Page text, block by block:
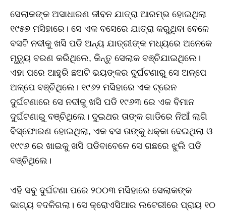
ସେଲାକଙ୍କ ଅସାଧାରଣ ଜୀବନ ଯାତ୍ରା ଆରମ୍ଭ ହୋଇଥିଲା
୧୯୫୭ ମସିହାରେ। ସେ ଏକ ବସେରେ ଯାତ୍ରା କରୁଥିବା ବେଳେ
ବସଟିି ନଦୀକୁ ଖସି ପଡି ଅନ୍ୟ ଯାତ୍ରୀଙ୍କ ମଧ୍ୟରେ ଅନେକେ
ମୃତ୍ୟୁ ବରଣ କରିଥିଲେ, କିନ୍ତୁ ସେଲାକ ବଞ୍ଚିଯାଇଥିଲେ।
ଏହା ପରେ ଆହୁରି ଛଅଟି ଭୟଙ୍କର ଦୁର୍ଘଟଣାରୁ ସେ ଅଳ୍ପେ
ଅଳ୍ପେ ବଞ୍ଚିଥିଲେ। ୧୯୬୨ ମସିହାରେ ଏକ ଟ୍ରେନ
ଦୁର୍ଘଟଣାରେ ସେ ନଦୀକୁ ଖସି ପଡି ୧୯୬୩ ରେ ଏକ ବିମାନ
ଦୁର୍ଘଟଣାରୁ ବଞ୍ଚିଥିଲେ। ଦୁଇଥର ତାଙ୍କ ଗାଡିରେ ନିଆଁ ଲାଗି
ବିସ୍ଫୋରଣ ହୋଇଥିଲା, ଏକ ବସ ତାଙ୍କୁ ଧକ୍କା ଦେଇଥିଲା ଓ
୧୯୯୬ ରେ ଖାଇକୁ ଖସି ପଡିବାବେଳେ ସେ ଗଛରେ ଝୁଲି ପଡି
ବଞ୍ଚିଥିଲେ।
ଏହି ସବୁ ଦୁର୍ଘଟଣା ପରେ ୨୦୦୩ ମସିହାରେ ସେଲାକଙ୍କ
ଭାଗ୍ୟ ବଦଳିଗଲା। ସେ କ୍ରୋଏସିଆର ଲଟେରୀରେ ପ୍ରାୟ ୧୦